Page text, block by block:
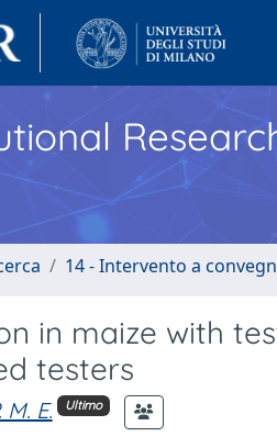
14 - Intervento a
in maize with
testers
M. E. Ultimo